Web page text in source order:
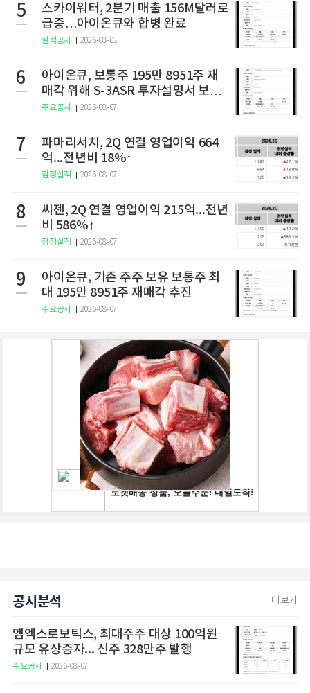
5
스카이워터, 2분기 매출 156M달러로
급증…아이온큐와 합병 완료
실적공시 2026-08-08
6
아이온큐, 보통주 195만 8951주 재
매각 위해 S-3ASR 투자설명서 보충
서 제출
주요공시 2026-08-07
7
파마리서치, 2Q 연결 영업이익 664
억...전년비 18%↑
잠정실적 2026-08-07
8
씨젠, 2Q 연결 영업이익 215억...전년
비 586%↑
잠정실적 2026-08-07
9
아이온큐, 기존 주주 보유 보통주 최
대 195만 8951주 재매각 추진
주요공시 2026-08-07
공시분석 더보기
엠엑스로보틱스, 최대주주 대상 100억원
규모 유상증자... 신주 328만주 발행
주요공시 2026-08-07